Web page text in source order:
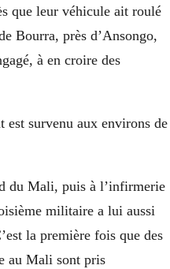
que leur véhicule ait roulé
Bourra, près d’Ansongo,
à en croire des
est survenu aux environs de
du Mali, puis à l’infirmerie
militaire a lui aussi
la première fois que des
au Mali sont pris